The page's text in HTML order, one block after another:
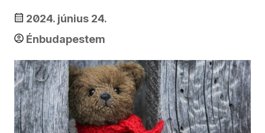
2024. június 24.
Énbudapestem